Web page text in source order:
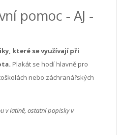
pomoc - AJ -
které se využívají při
Plakát se hodí hlavně pro
nebo záchranářských
v latině, ostatní popisky v